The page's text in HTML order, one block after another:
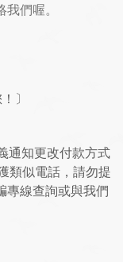
們喔。
〕
通知更改付款方式
類似電話，請勿提
專線查詢或與我們